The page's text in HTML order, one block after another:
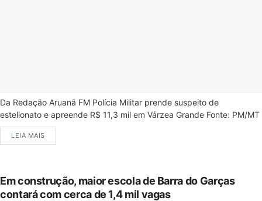
Da Redação Aruanã FM Polícia Militar prende suspeito de
estelionato e apreende R$ 11,3 mil em Várzea Grande Fonte: PM/MT
LEIA MAIS
Em construção, maior escola de Barra do Garças
contará com cerca de 1,4 mil vagas